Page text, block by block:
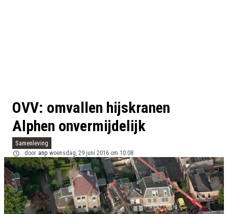
OVV: omvallen hijskranen
Alphen onvermijdelijk
Samenleving
door anp woensdag, 29 juni 2016 om 10:08